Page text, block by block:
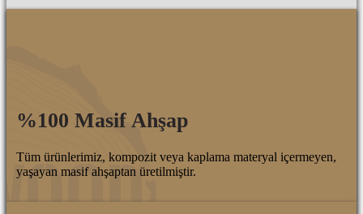
%100 Masif Ahşap
Tüm ürünlerimiz, kompozit veya kaplama materyal içermeyen,
yaşayan masif ahşaptan üretilmiştir.